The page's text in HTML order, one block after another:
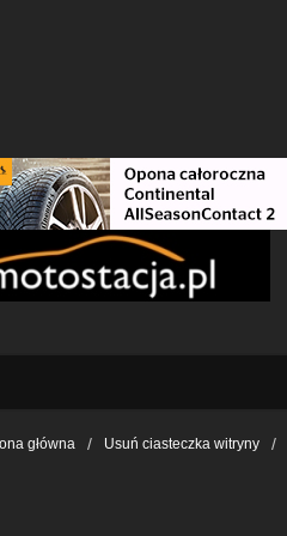
główna Usuń ciasteczka witryny